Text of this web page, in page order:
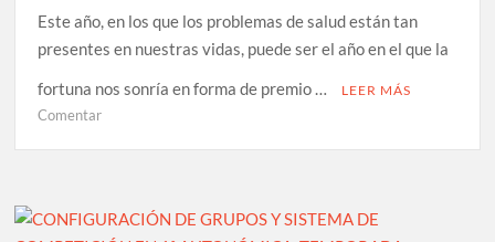
RFGF,
as
competicións
Este año, en los que los problemas de salud están tan
presentes en nuestras vidas, puede ser el año en el que la
fortuna nos sonría en forma de premio …
LEER MÁS
Comentaren
A.D.
MIÑO